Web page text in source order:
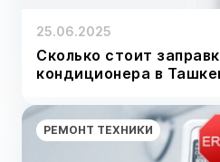
25.06.2025
Сколько стоит
кондиционера в
РЕМОНТ ТЕХНИКИ